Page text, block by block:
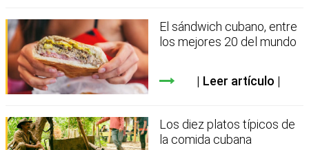
El sándwich cubano, entre
los mejores 20 del mundo
Leer artículo
Los diez platos típicos de
la comida cubana